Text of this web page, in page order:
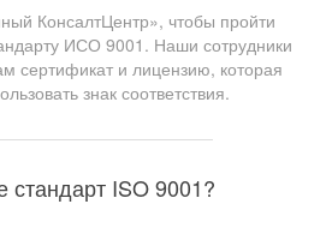
КонсалтЦентр», чтобы пройти
ИСО 9001. Наши сотрудники
сертификат и лицензию, которая
знак соответствия.
стандарт ISO 9001?